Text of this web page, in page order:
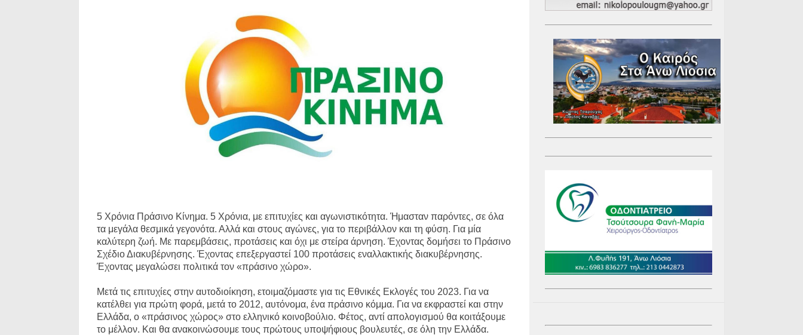
5 Χρόνια Πράσινο Κίνημα. 5 Χρόνια, με επιτυχίες και αγωνιστικότητα. Ήμασταν παρόντες, σε όλα
τα μεγάλα θεσμικά γεγονότα. Αλλά και στους αγώνες, για το περιβάλλον και τη φύση. Για μία
καλύτερη ζωή. Με παρεμβάσεις, προτάσεις και όχι με στείρα άρνηση. Έχοντας δομήσει το Πράσινο
Σχέδιο Διακυβέρνησης. Έχοντας επεξεργαστεί 100 προτάσεις εναλλακτικής διακυβέρνησης.
Έχοντας μεγαλώσει πολιτικά τον «πράσινο χώρο».
Μετά τις επιτυχίες στην αυτοδιοίκηση, ετοιμαζόμαστε για τις Εθνικές Εκλογές του 2023. Για να
κατέλθει για πρώτη φορά, μετά το 2012, αυτόνομα, ένα πράσινο κόμμα. Για να εκφραστεί και στην
Ελλάδα, ο «πράσινος χώρος» στο ελληνικό κοινοβούλιο. Φέτος, αντί απολογισμού θα κοιτάξουμε
το μέλλον. Και θα ανακοινώσουμε τους πρώτους υποψήφιους βουλευτές, σε όλη την Ελλάδα.